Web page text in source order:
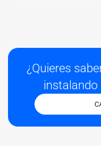
¿Quieres
instalando